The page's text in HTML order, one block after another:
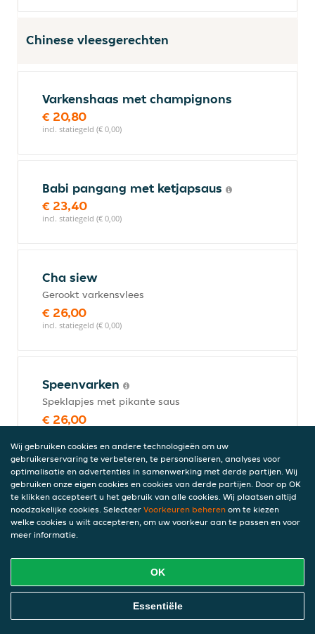
Chinese vleesgerechten
Varkenshaas met champignons
€ 20,80
incl. statiegeld (€ 0,00)
Babi pangang met ketjapsaus
€ 23,40
incl. statiegeld (€ 0,00)
Cha siew
Gerookt varkensvlees
€ 26,00
incl. statiegeld (€ 0,00)
Speenvarken
Speklapjes met pikante saus
€ 26,00
Koe loe yok
Gepaneerde vleesballetjes met zoetzure
saus
€ 20,80
Babi pangang met pikante saus
Online Eten Bestellen
Wij gebruiken cookies en andere technologieën om uw
gebruikerservaring te verbeteren, te personaliseren, analyses voor
optimalisatie en advertenties in samenwerking met derde partijen. Wij
gebruiken onze eigen cookies en cookies van derde partijen. Door op OK
te klikken accepteert u het gebruik van alle cookies. Wij plaatsen altijd
noodzakelijke cookies. Selecteer Voorkeuren beheren om te kiezen
welke cookies u wilt accepteren, om uw voorkeur aan te passen en voor
meer informatie.
OK
Essentiële